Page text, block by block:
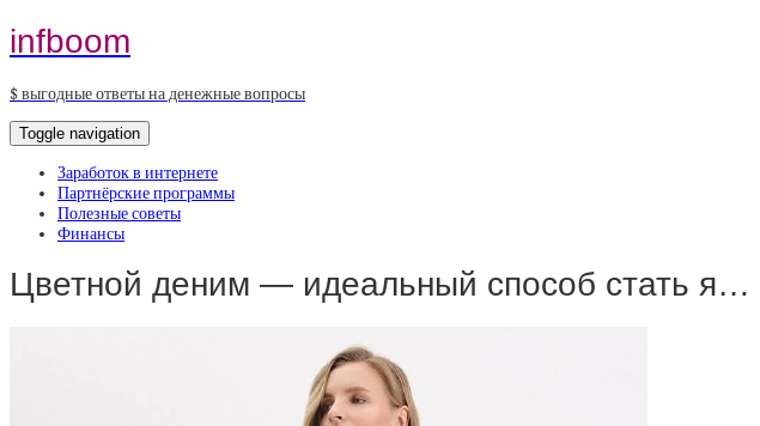
infboom
$ выгодные ответы на денежные вопросы
Toggle navigation
Заработок в интернете
Партнёрские программы
Полезные советы
Финансы
Цветной деним — идеальный способ стать я…